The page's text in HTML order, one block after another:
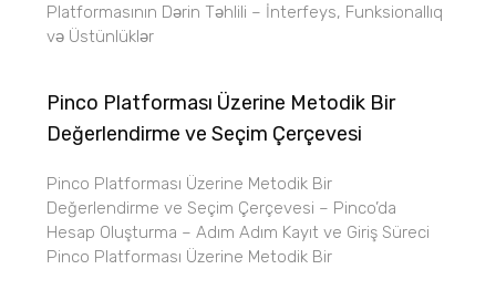
Platformasının Dərin Təhlili – İnterfeys, Funksionallıq
və Üstünlüklər
Pinco Platforması Üzerine Metodik Bir
Değerlendirme ve Seçim Çerçevesi
Pinco Platforması Üzerine Metodik Bir
Değerlendirme ve Seçim Çerçevesi – Pinco’da
Hesap Oluşturma – Adım Adım Kayıt ve Giriş Süreci
Pinco Platforması Üzerine Metodik Bir